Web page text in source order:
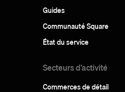
Guides
Communauté Square
État du service
Secteurs d’activité
Commerces de détail